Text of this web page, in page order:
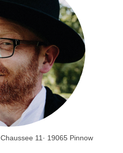
11· 19065 Pinnow